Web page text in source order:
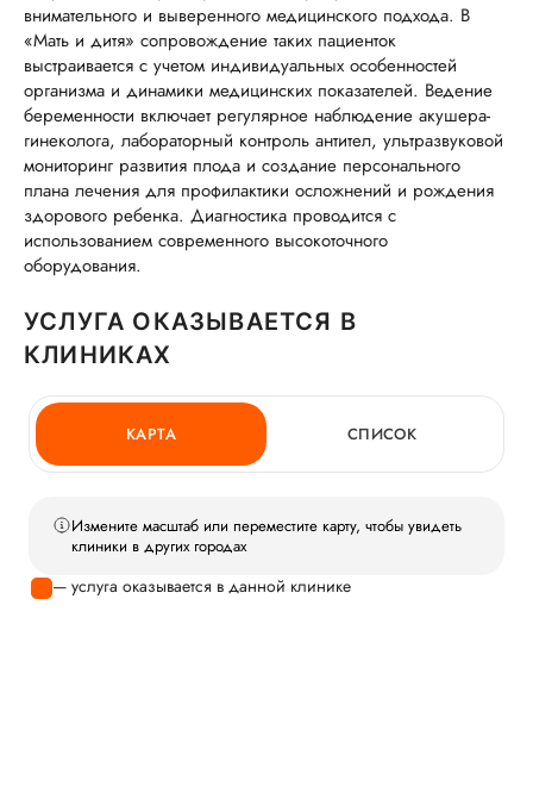
внимательного и выверенного медицинского подхода. В
«Мать и дитя» сопровождение таких пациенток
выстраивается с учетом индивидуальных особенностей
организма и динамики медицинских показателей. Ведение
беременности включает регулярное наблюдение акушера-
гинеколога, лабораторный контроль антител, ультразвуковой
мониторинг развития плода и создание персонального
плана лечения для профилактики осложнений и рождения
здорового ребенка. Диагностика проводится с
использованием современного высокоточного
оборудования.
УСЛУГА ОКАЗЫВАЕТСЯ В
КЛИНИКАХ
КАРТА СПИСОК
Измените масштаб или переместите карту, чтобы увидеть
клиники в других городах
— услуга оказывается в данной клинике